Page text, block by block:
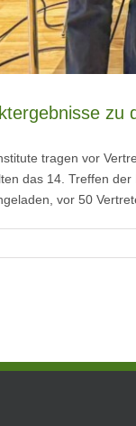
tragen vor
das 14. Treffen
vor 50